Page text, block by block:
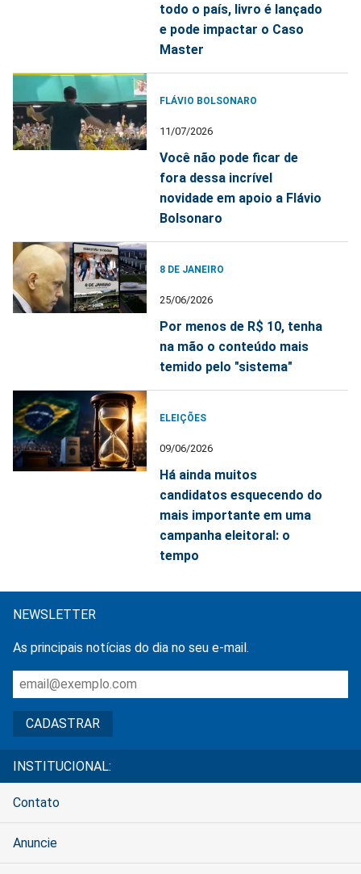
todo o país, livro é lançado
e pode impactar o Caso
Master
FLÁVIO BOLSONARO
11/07/2026
Você não pode ficar de
fora dessa incrível
novidade em apoio a Flávio
Bolsonaro
8 DE JANEIRO
25/06/2026
Por menos de R$ 10, tenha
na mão o conteúdo mais
temido pelo "sistema"
ELEIÇÕES
09/06/2026
Há ainda muitos
candidatos esquecendo do
mais importante em uma
campanha eleitoral: o
tempo
NEWSLETTER
As principais notícias do dia no seu e-mail.
INSTITUCIONAL:
Contato
Anuncie